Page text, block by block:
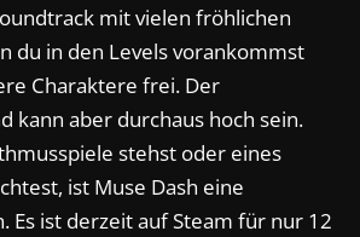
mit vielen fröhlichen
du in den Levels vorankommst
Charaktere frei. Der
kann aber durchaus hoch sein.
stehst oder eines
ist Muse Dash eine
Es ist derzeit auf Steam für nur 12